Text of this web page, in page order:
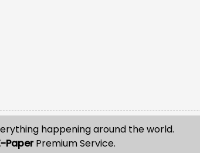
happening around the world.
PaperPremium Service.